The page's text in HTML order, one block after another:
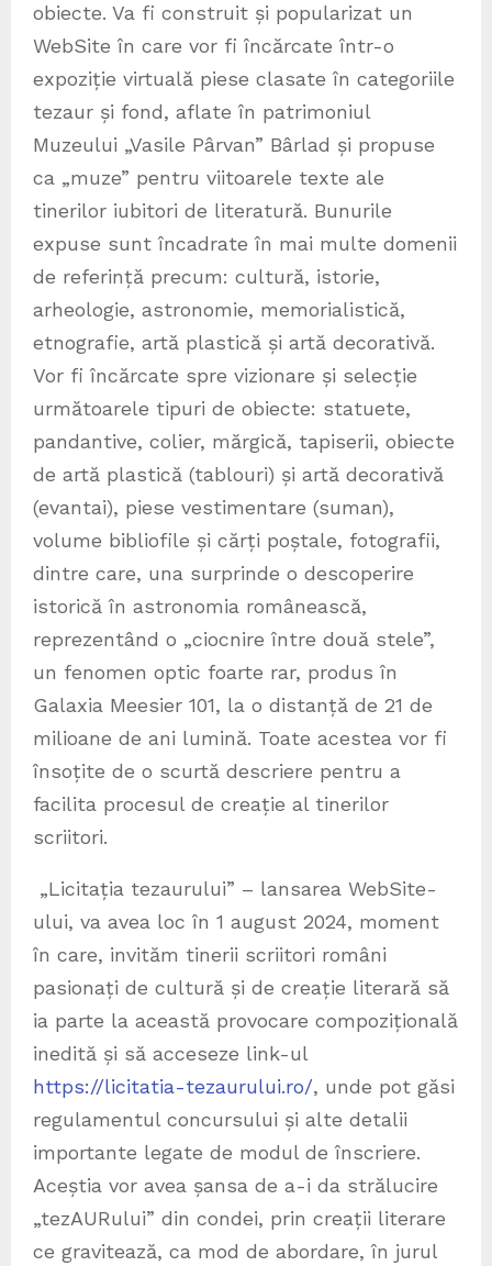
obiecte. Va fi construit și popularizat un
WebSite în care vor fi încărcate într-o
expoziție virtuală piese clasate în categoriile
tezaur și fond, aflate în patrimoniul
Muzeului „Vasile Pârvan” Bârlad și propuse
ca „muze” pentru viitoarele texte ale
tinerilor iubitori de literatură. Bunurile
expuse sunt încadrate în mai multe domenii
de referință precum: cultură, istorie,
arheologie, astronomie, memorialistică,
etnografie, artă plastică și artă decorativă.
Vor fi încărcate spre vizionare și selecție
următoarele tipuri de obiecte: statuete,
pandantive, colier, mărgică, tapiserii, obiecte
de artă plastică (tablouri) și artă decorativă
(evantai), piese vestimentare (suman),
volume bibliofile și cărți poștale, fotografii,
dintre care, una surprinde o descoperire
istorică în astronomia românească,
reprezentând o „ciocnire între două stele”,
un fenomen optic foarte rar, produs în
Galaxia Meesier 101, la o distanță de 21 de
milioane de ani lumină. Toate acestea vor fi
însoțite de o scurtă descriere pentru a
facilita procesul de creație al tinerilor
scriitori.
„Licitația tezaurului” – lansarea WebSite-
ului, va avea loc în 1 august 2024, moment
în care, invităm tinerii scriitori români
pasionați de cultură și de creație literară să
ia parte la această provocare compozițională
inedită și să acceseze link-ul
https://licitatia-tezaurului.ro/, unde pot găsi
regulamentul concursului și alte detalii
importante legate de modul de înscriere.
Aceștia vor avea șansa de a-i da strălucire
„tezAURului” din condei, prin creații literare
ce gravitează, ca mod de abordare, în jurul